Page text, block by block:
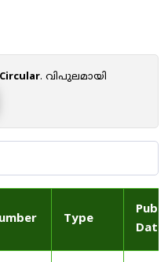
Circular. വിപുലമായി
Type
Date